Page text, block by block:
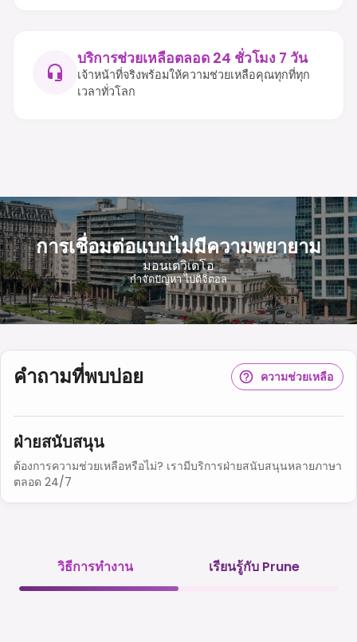
บริการช่วยเหลือตลอด 24 ชั่วโมง 7 วัน
เจ้าหน้าที่จริงพร้อมให้ความช่วยเหลือคุณทุกที่ทุก
เวลาทั่วโลก
การเชื่อมต่อแบบไม่มีความพยายาม
มอนเตวิเดโอ
กําจัดปัญหา ไปดิจิตอล
คำถามที่พบบ่อย ความช่วยเหลือ
ฝ่ายสนับสนุน
ต้องการความช่วยเหลือหรือไม่? เรามีบริการฝ่ายสนับสนุนหลายภาษา
ตลอด 24/7
วิธีการทำงาน เรียนรู้กับ Prune